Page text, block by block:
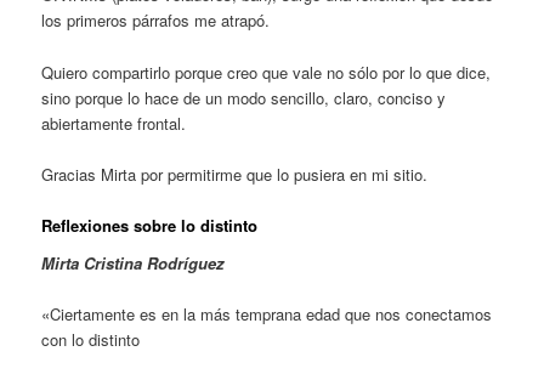
los primeros párrafos me atrapó.
Quiero compartirlo porque creo que vale no sólo por lo que dice,
sino porque lo hace de un modo sencillo, claro, conciso y
abiertamente frontal.
Gracias Mirta por permitirme que lo pusiera en mi sitio.
Reflexiones sobre lo distinto
Mirta Cristina Rodríguez
«Ciertamente es en la más temprana edad que nos conectamos
con lo distinto